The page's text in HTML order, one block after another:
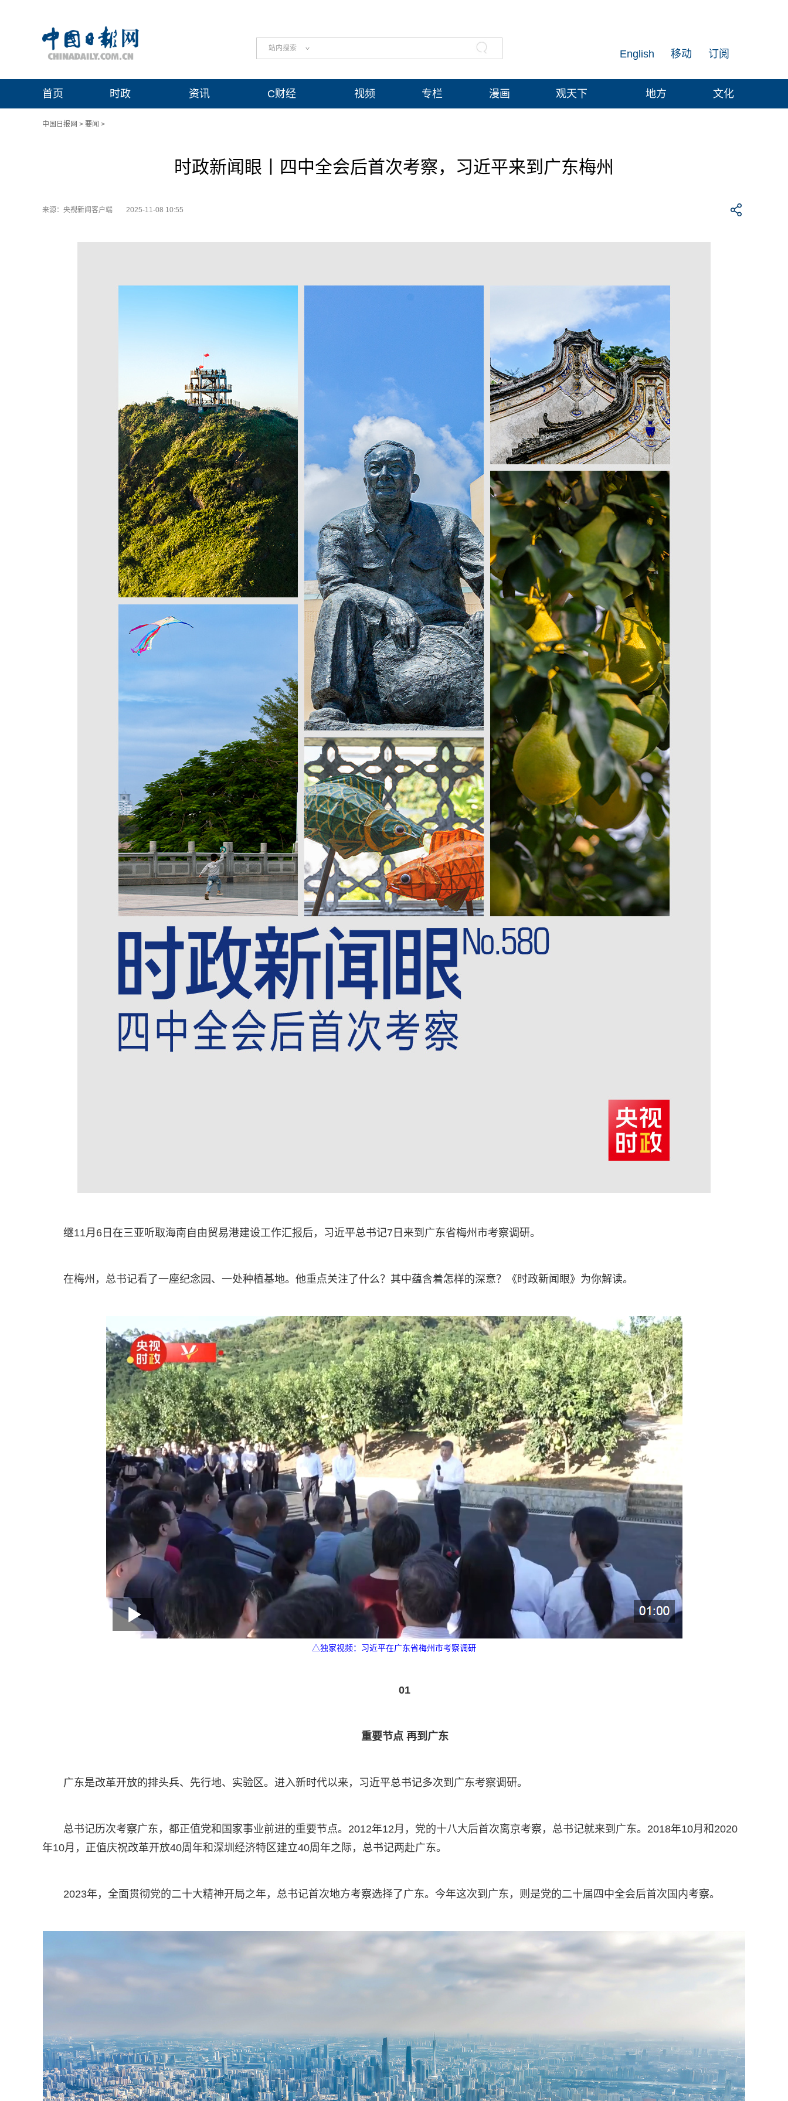
站内搜索 订阅
移动
English
首页 时政 资讯 C财经 视频 专栏 漫画 观天下 地方 文化
中国日报网 > 要闻 >
时政新闻眼丨四中全会后首次考察，习近平来到广东梅州
来源：央视新闻客户端 2025-11-08 10:55
继11月6日在三亚听取海南自由贸易港建设工作汇报后，习近平总书记7日来到广东省梅州市考察调研。
在梅州，总书记看了一座纪念园、一处种植基地。他重点关注了什么？其中蕴含着怎样的深意？《时政新闻眼》为你解读。
△独家视频：习近平在广东省梅州市考察调研
01
重要节点 再到广东
广东是改革开放的排头兵、先行地、实验区。进入新时代以来，习近平总书记多次到广东考察调研。
总书记历次考察广东，都正值党和国家事业前进的重要节点。2012年12月，党的十八大后首次离京考察，总书记就来到广东。2018年10月和2020
年10月，正值庆祝改革开放40周年和深圳经济特区建立40周年之际，总书记两赴广东。
2023年，全面贯彻党的二十大精神开局之年，总书记首次地方考察选择了广东。今年这次到广东，则是党的二十届四中全会后首次国内考察。